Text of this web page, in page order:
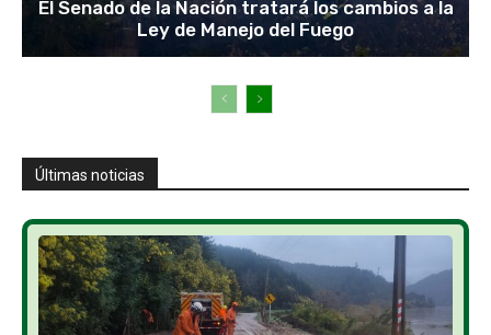
El Senado de la Nación tratará los cambios a la
Ley de Manejo del Fuego
Últimas noticias